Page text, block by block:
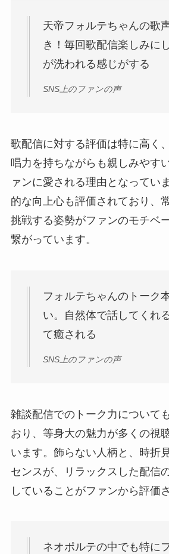
天帝フォルテちゃんの歌
き！毎回歌配信楽しみに
が洗われる感じがする
SNS上のファンの声
歌配信に対する評価は特に高く
唱力を持ちながらも親しみやす
ァンに愛される理由となってい
的な向上心も評価されており、
挑戦する姿勢がファンのモチベ
繋がっています。
フォルテちゃんのトーク
い。自然体で話してくれ
て癒される
SNS上のファンの声
雑談配信でのトーク力について
おり、等身大の魅力が多くの視
います。飾らない人柄と、時折
センスが、リラックスした配信
していることがファンから評価
ネオポルテの中でも特に